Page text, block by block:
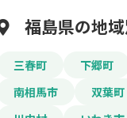
福島県の地
三春町 下郷町
南相馬市
双葉町